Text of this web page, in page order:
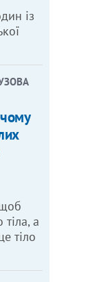
із
а
тіло